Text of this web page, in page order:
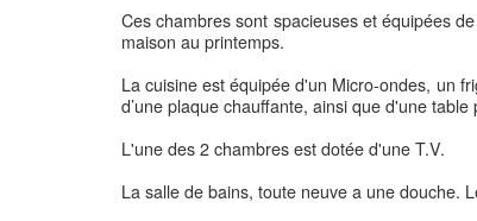
Ces chambres sont spacieuses et équipées
maison au printemps.
La cuisine est équipée d'un Micro-ondes, un
d’une plaque chauffante, ainsi que d'une table
L'une des 2 chambres est dotée d'une T.V.
La salle de bains, toute neuve a une douche.